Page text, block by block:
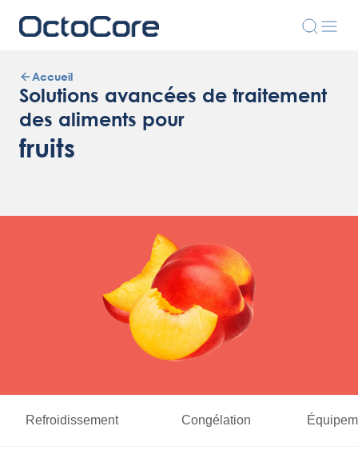
Accueil
Solutions avancées de traitement
des aliments pour
fruits
Refroidissement Congélation